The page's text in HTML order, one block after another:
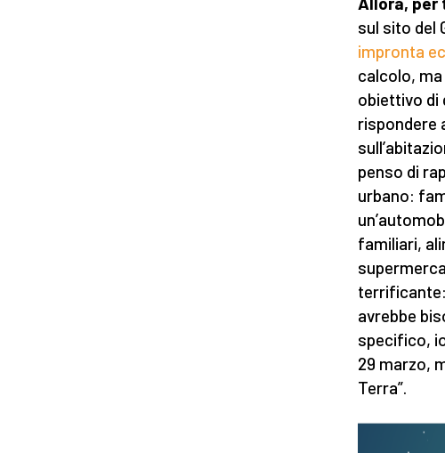
sul sito del
impronta
calcolo, ma
obiettivo di
rispondere
penso di
urbano:
familiari,
avrebbe
specifico,
29 marzo,
Terra”.